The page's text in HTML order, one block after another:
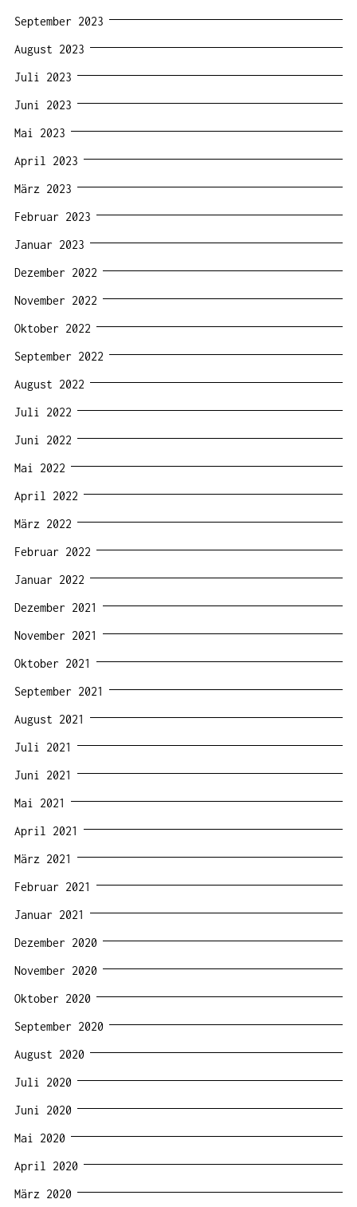
September 2023
August 2023
Juli 2023
Juni 2023
Mai 2023
April 2023
März 2023
Februar 2023
Januar 2023
Dezember 2022
November 2022
Oktober 2022
September 2022
August 2022
Juli 2022
Juni 2022
Mai 2022
April 2022
März 2022
Februar 2022
Januar 2022
Dezember 2021
November 2021
Oktober 2021
September 2021
August 2021
Juli 2021
Juni 2021
Mai 2021
April 2021
März 2021
Februar 2021
Januar 2021
Dezember 2020
November 2020
Oktober 2020
September 2020
August 2020
Juli 2020
Juni 2020
Mai 2020
April 2020
März 2020